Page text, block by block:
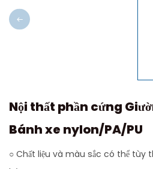
Nội thất phần cứng
Bánh xe nylon/PA/PU
○ Chất liệu và màu sắc có thể tùy